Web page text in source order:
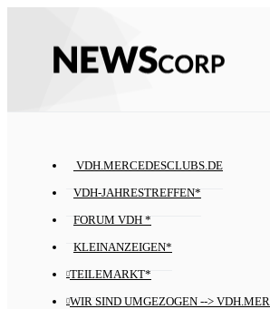
VDH.MERCEDESCLUBS.DE
VDH-JAHRESTREFFEN*
FORUM VDH *
KLEINANZEIGEN*
TEILEMARKT*
WIR SIND UMGEZOGEN -->